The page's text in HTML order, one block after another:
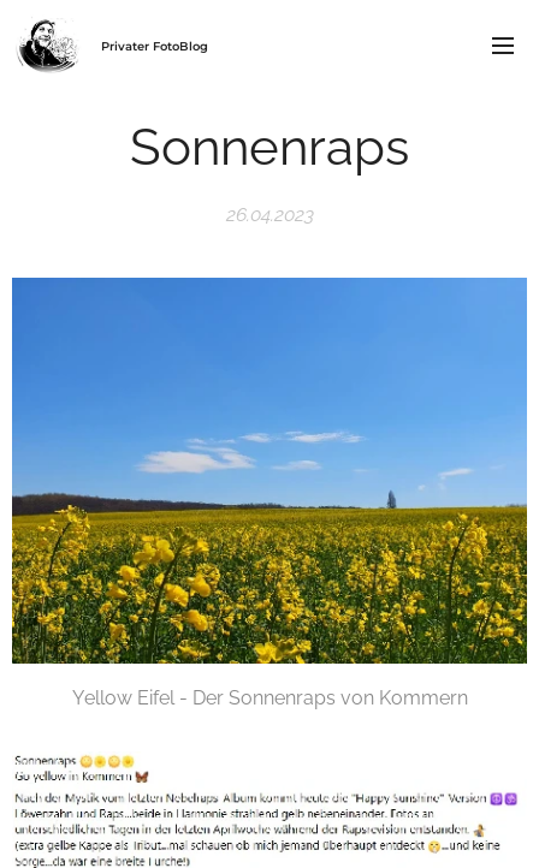
Privater FotoBlog
Sonnenraps
26.04.2023
Yellow Eifel - Der Sonnenraps von Kommern